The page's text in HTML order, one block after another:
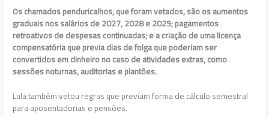
Os chamados penduricalhos, que foram vetados, são os aumentos
graduais nos salários de 2027, 2028 e 2029; pagamentos
retroativos de despesas continuadas; e a criação de uma licença
compensatória que previa dias de folga que poderiam ser
convertidos em dinheiro no caso de atividades extras, como
sessões noturnas, auditorias e plantões.
Lula também vetou regras que previam forma de cálculo semestral
para aposentadorias e pensões.